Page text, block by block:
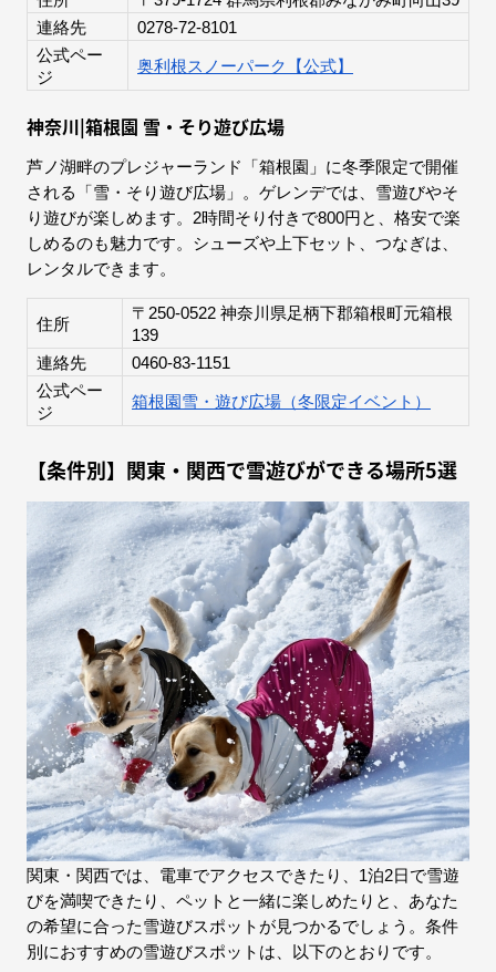
連絡先
0278-72-8101
公式ペー
ジ
奥利根スノーパーク【公式】
神奈川|箱根園 雪・そり遊び広場
芦ノ湖畔のプレジャーランド「箱根園」に冬季限定で開催
される「雪・そり遊び広場」。ゲレンデでは、雪遊びやそ
り遊びが楽しめます。2時間そり付きで800円と、格安で楽
しめるのも魅力です。シューズや上下セット、つなぎは、
レンタルできます。
住所
〒250-0522 神奈川県足柄下郡箱根町元箱根
139
連絡先
0460-83-1151
公式ペー
ジ
箱根園雪・遊び広場（冬限定イベント）
【条件別】関東・関西で雪遊びができる場所5選
関東・関西では、電車でアクセスできたり、1泊2日で雪遊
びを満喫できたり、ペットと一緒に楽しめたりと、あなた
の希望に合った雪遊びスポットが見つかるでしょう。条件
別におすすめの雪遊びスポットは、以下のとおりです。